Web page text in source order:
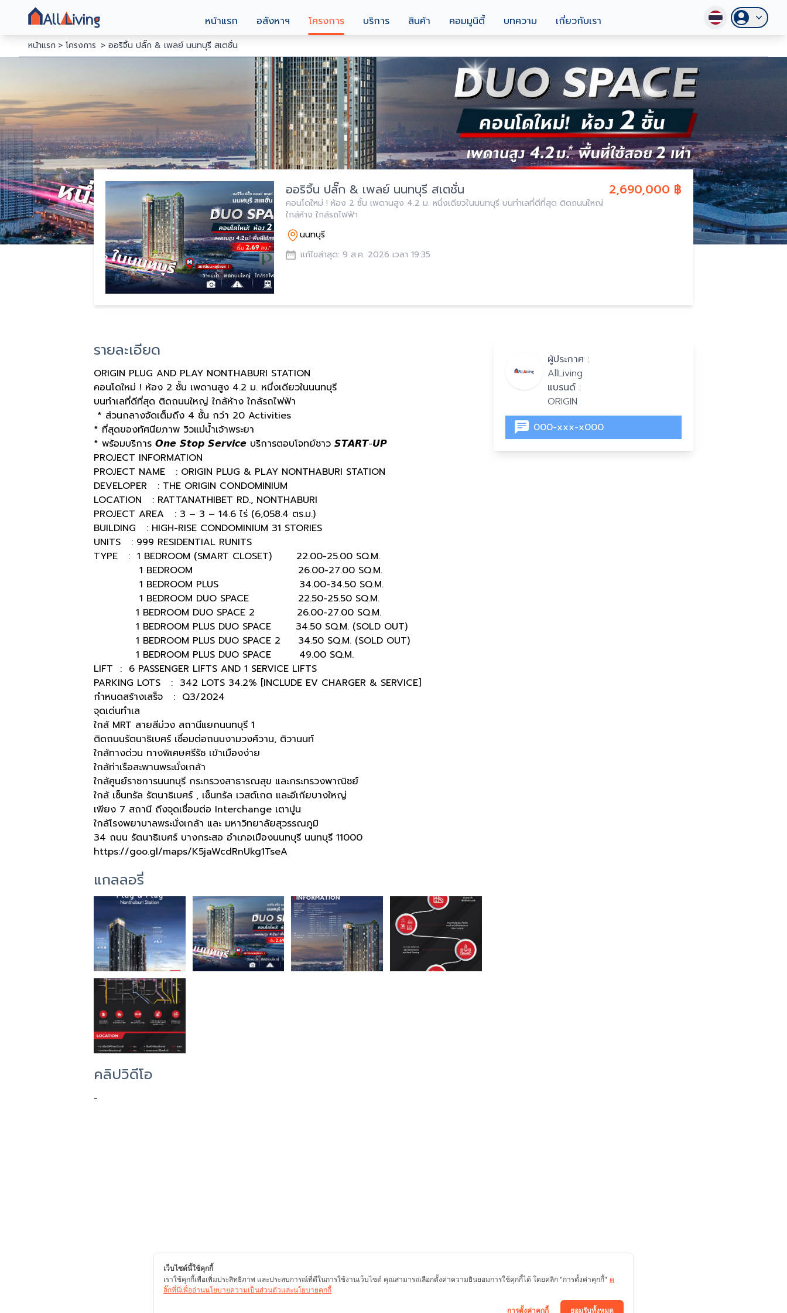
หน้าแรก อสังหาฯ โครงการ บริการ สินค้า คอมมูนิตี้ บทความ เกี่ยวกับเรา
หน้าแรก โครงการ ออริจิ้น ปลั๊ก & เพลย์ นนทบุรี สเตชั่น
2,690,000 ฿
ออริจิ้น ปลั๊ก & เพลย์ นนทบุรี สเตชั่น
คอนโดใหม่ ! ห้อง 2 ชั้น เพดานสูง 4.2 ม. หนึ่งเดียวในนนทบุรี บนทำเลที่ดีที่สุด ติดถนนใหญ่
ใกล้ห้าง ใกล้รถไฟฟ้า
นนทบุรี
แก้ไขล่าสุด: 9 ส.ค. 2026 เวลา 19:35
รายละเอียด
ORIGIN PLUG AND PLAY NONTHABURI STATION
คอนโดใหม่ ! ห้อง 2 ชั้น เพดานสูง 4.2 ม. หนึ่งเดียวในนนทบุรี
บนทำเลที่ดีที่สุด ติดถนนใหญ่ ใกล้ห้าง ใกล้รถไฟฟ้า
* ส่วนกลางจัดเต็มถึง 4 ชั้น กว่า 20 Activities
* ที่สุดของทัศนียภาพ วิวแม่น้ำเจ้าพระยา
* พร้อมบริการ 𝙊𝙣𝙚 𝙎𝙩𝙤𝙥 𝙎𝙚𝙧𝙫𝙞𝙘𝙚 บริการตอบโจทย์ชาว 𝙎𝙏𝘼𝙍𝙏-𝙐𝙋
PROJECT INFORMATION
PROJECT NAME : ORIGIN PLUG & PLAY NONTHABURI STATION
DEVELOPER : THE ORIGIN CONDOMINIUM
LOCATION : RATTANATHIBET RD., NONTHABURI
PROJECT AREA : 3 – 3 – 14.6 ไร่ (6,058.4 ตร.ม.)
BUILDING : HIGH-RISE CONDOMINIUM 31 STORIES
UNITS : 999 RESIDENTIAL RUNITS
TYPE : 1 BEDROOM (SMART CLOSET) 22.00-25.00 SQ.M.
1 BEDROOM 26.00-27.00 SQ.M.
1 BEDROOM PLUS 34.00-34.50 SQ.M.
1 BEDROOM DUO SPACE 22.50-25.50 SQ.M.
1 BEDROOM DUO SPACE 2 26.00-27.00 SQ.M.
1 BEDROOM PLUS DUO SPACE 34.50 SQ.M. (SOLD OUT)
1 BEDROOM PLUS DUO SPACE 2 34.50 SQ.M. (SOLD OUT)
1 BEDROOM PLUS DUO SPACE 49.00 SQ.M.
LIFT : 6 PASSENGER LIFTS AND 1 SERVICE LIFTS
PARKING LOTS : 342 LOTS 34.2% [INCLUDE EV CHARGER & SERVICE]
กำหนดสร้างเสร็จ : Q3/2024
จุดเด่นทำเล
ใกล้ MRT สายสีม่วง สถานีแยกนนทบุรี 1
ติดถนนรัตนาธิเบศร์ เชื่อมต่อถนนงามวงศ์วาน, ติวานนท์
ใกล้ทางด่วน ทางพิเศษศรีรัช เข้าเมืองง่าย
ใกล้ท่าเรือสะพานพระนั่งเกล้า
ใกล้ศูนย์ราชการนนทบุรี กระทรวงสาธารณสุข และกระทรวงพาณิชย์
ใกล้ เซ็นทรัล รัตนาธิเบศร์ , เซ็นทรัล เวสต์เกต และอีเกียบางใหญ่
เพียง 7 สถานี ถึงจุดเชื่อมต่อ Interchange เตาปูน
ใกล้โรงพยาบาลพระนั่งเกล้า และ มหาวิทยาลัยสุวรรณภูมิ
34 ถนน รัตนาธิเบศร์ บางกระสอ อำเภอเมืองนนทบุรี นนทบุรี 11000
https://goo.gl/maps/K5jaWcdRnUkg1TseA
แกลลอรี่
คลิปวิดีโอ
-
ผู้ประกาศ :
AllLiving
แบรนด์ :
ORIGIN
000-xxx-x000
เว็บไซต์นี้ใช้คุกกี้
เราใช้คุกกี้เพื่อเพิ่มประสิทธิภาพ และประสบการณ์ที่ดีในการใช้งานเว็บไซต์ คุณสามารถเลือกตั้งค่าความยินยอมการใช้คุกกี้ได้ โดยคลิก "การตั้งค่าคุกกี้" ค
ลิ๊กที่นี่เพื่ออ่านนโยบายความเป็นส่วนตัวและนโยบายคุกกี้
ยอมรับทั้งหมด
การตั้งค่าคุกกี้